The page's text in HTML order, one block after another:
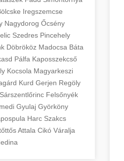
concepts
optimization
your website's
traffic. Technical
and more.
experts
+
augmentation
surgeons.
recovery, and
for cosmetic
breast surgery
+
procedures to
more toned
with certified
comprehensive
+
refresh your
Iregszemcse
Nagydorog Őcsény
Szedres Pincehely
Döbrököz Madocsa Báta
Pálfa Kaposszekcső
Kocsola Magyarkeszi
Kurd Gerjen Regöly
Sárszentlőrinc Felsőnyék
Gyulaj Györköny
Harc Szakcs
Attala Cikó Váralja